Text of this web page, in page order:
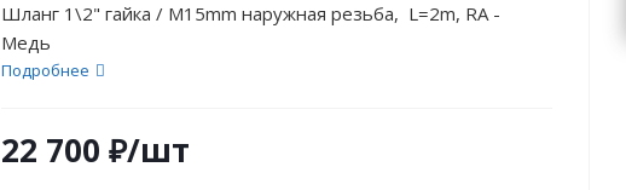
Шланг 1\2" гайка / M15mm наружная резьба, L=2m, RA -
Медь
Подробнее
22 700 ₽/шт